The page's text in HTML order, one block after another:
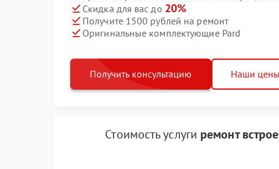
Скидка для вас до 20%
Получите 1500 рублей на ремонт
Оригинальные комплектующие Pard
Получить консультацию Наши цены
Стоимость услуги ремонт